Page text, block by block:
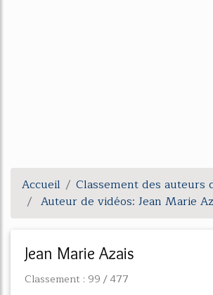
Accueil
Classement des auteurs
Auteur de vidéos: Jean Marie
Jean Marie Azais
Classement : 99 / 477